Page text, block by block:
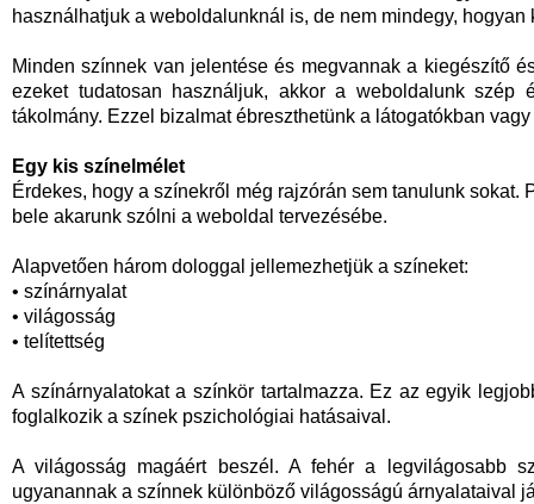
használhatjuk a weboldalunknál is, de nem mindegy,
Minden színnek van jelentése és megvannak a kiegészítő
ezeket tudatosan használjuk, akkor a weboldalunk szép
tákolmány. Ezzel bizalmat ébreszthetünk a látogatókban
Egy kis színelmélet
Érdekes, hogy a színekről még rajzórán sem tanulunk
bele akarunk szólni a weboldal tervezésébe.
Alapvetően három dologgal jellemezhetjük a színeket:
• színárnyalat
• világosság
• telítettség
A színárnyalatokat a színkör tartalmazza. Ez az egyik
foglalkozik a színek pszichológiai hatásaival.
A világosság magáért beszél. A fehér a legvilágosabb
ugyanannak a színnek különböző világosságú árnyalataival